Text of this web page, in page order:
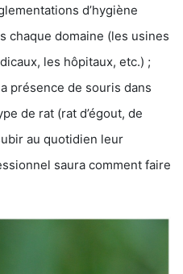
d’hygiène
chaque domaine (les usines
les hôpitaux, etc.) ;
présence de souris dans
de rat (rat d’égout, de
au quotidien leur
saura comment faire